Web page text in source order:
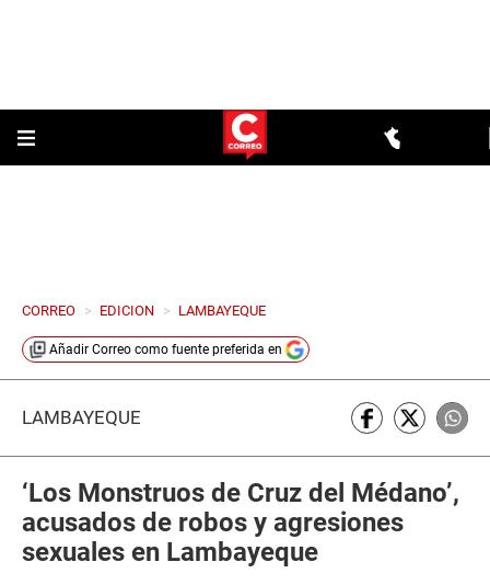
CORREO > EDICION > LAMBAYEQUE
Añadir Correo como fuente preferida en
LAMBAYEQUE
‘Los Monstruos de Cruz del Médano’,
acusados de robos y agresiones
sexuales en Lambayeque